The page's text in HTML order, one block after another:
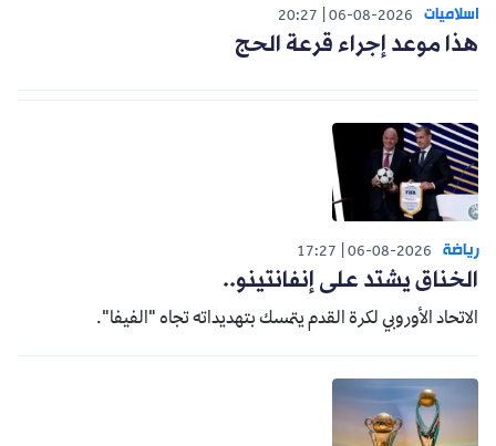
اسلاميات 06-08-2026
20:27
هذا موعد إجراء قرعة الحج
رياضة 06-08-2026
17:27
الخناق يشتد على إنفانتينو..
الاتحاد الأوروبي لكرة القدم يتمسك بتهديداته تجاه "الفيفا".